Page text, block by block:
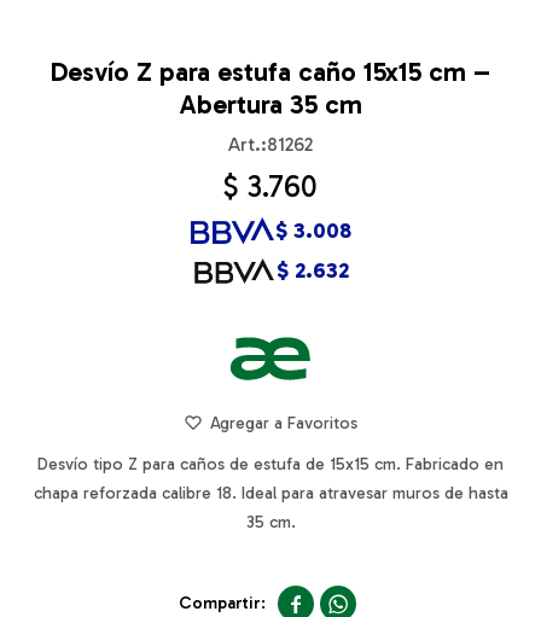
Desvío Z para estufa caño 15x15 cm –
Abertura 35 cm
81262
$ 3.760
$ 2.632
$ 3.008
Desvío tipo Z para caños de estufa de 15x15 cm. Fabricado en
chapa reforzada calibre 18. Ideal para atravesar muros de hasta
35 cm.
 